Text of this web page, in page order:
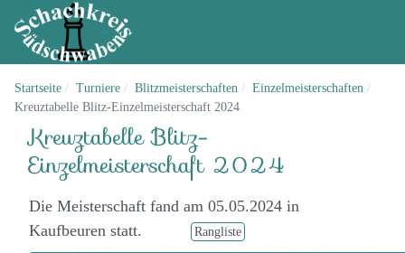
Startseite Turniere Blitzmeisterschaften
Einzelmeisterschaften
Kreuztabelle Blitz-Einzelmeisterschaft 2024
Kreuztabelle Blitz-
Einzelmeisterschaft 2024
Die Meisterschaft fand am 05.05.2024 in
Kaufbeuren statt.
Rangliste